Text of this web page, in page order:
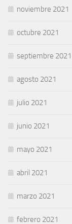
noviembre 2021
octubre 2021
septiembre 2021
agosto 2021
julio 2021
junio 2021
mayo 2021
abril 2021
marzo 2021
febrero 2021